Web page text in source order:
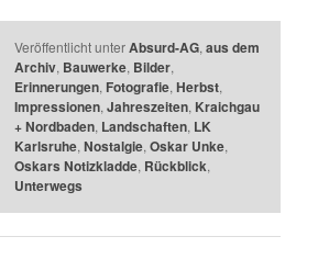
Veröffentlicht unter Absurd-AG,aus dem
Archiv, Bauwerke, Bilder,
Erinnerungen, Fotografie,Herbst,
Impressionen,Jahreszeiten, Kraichgau
+ Nordbaden, Landschaften, LK
Karlsruhe,Nostalgie,Oskar Unke,
Oskars Notizkladde, Rückblick,
Unterwegs